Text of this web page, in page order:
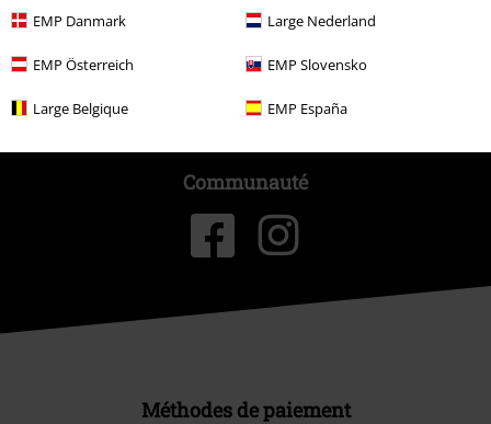
EMP Danmark Large Nederland
EMP Österreich EMP Slovensko
Large Belgique EMP España
Communauté
Méthodes de paiement